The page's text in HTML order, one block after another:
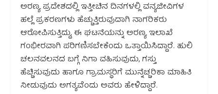
ಅರಣ್ಯ ಪ್ರದೇಶದಲ್ಲಿ ಇತ್ತೀಚಿನ ದಿನಗಳಲ್ಲಿ ವನ್ಯಜೀವಿಗಳ
ಹಲ್ಲೆ ಪ್ರಕರಣಗಳು ಹೆಚ್ಚುತ್ತಿರುವುದಾಗಿ ನಾಗರಿಕರು
ಆರೋಪಿಸುತ್ತಿದ್ದು, ಈ ಘಟನೆಯನ್ನು ಅರಣ್ಯ ಇಲಾಖೆ
ಗಂಭೀರವಾಗಿ ಪರಿಗಣಿಸಬೇಕೆಂದು ಒತ್ತಾಯಿಸಿದ್ದಾರೆ. ಹುಲಿ
ಚಲನವಲನದ ಬಗ್ಗೆ ನಿಗಾ ವಹಿಸುವುದು, ಗಸ್ತು
ಹೆಚ್ಚಿಸುವುದು ಹಾಗೂ ಗ್ರಾಮಸ್ಥರಿಗೆ ಮುನ್ನೆಚ್ಚರಿಕಾ ಮಾಹಿತಿ
ನೀಡುವುದು ಅಗತ್ಯವೆಂದು ಅವರು ಹೇಳಿದ್ದಾರೆ.